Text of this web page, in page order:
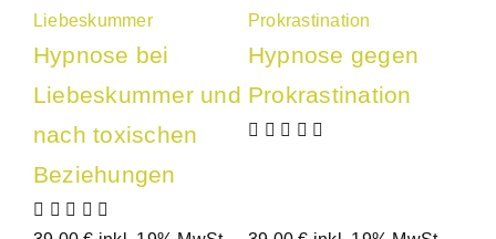
Hypnose bei
Liebeskummer und
nach toxischen
Beziehungen
Hypnose gegen
Prokrastination